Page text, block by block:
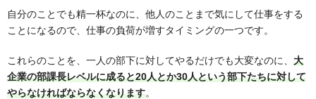
自分のことでも精一杯なのに、他人のことまで気にして仕事をする
ことになるので、仕事の負荷が増すタイミングの一つです。
これらのことを、一人の部下に対してやるだけでも大変なのに、 大
企業の部課長レベルに成ると20人とか30人という部下たちに対して
やらなければならなくなります。